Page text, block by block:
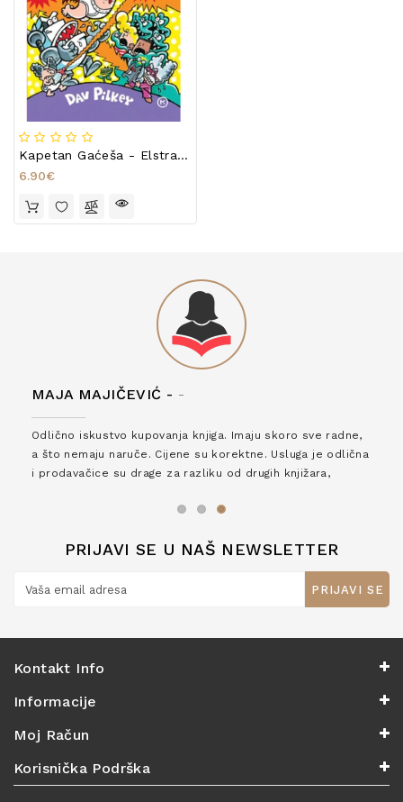
Kapetan Gaćeša - Elstraslasna Knjiga Zabave I Veselja
6.90€
MAJA MAJIČEVIĆ - -
Odlično iskustvo kupovanja knjiga. Imaju skoro sve radne,
a što nemaju naruče. Cijene su korektne. Usluga je odlična
i prodavačice su drage za razliku od drugih knjižara,
PRIJAVI SE U NAŠ NEWSLETTER
PRIJAVI SE
Kontakt Info
Informacije
Moj Račun
Korisnička Podrška